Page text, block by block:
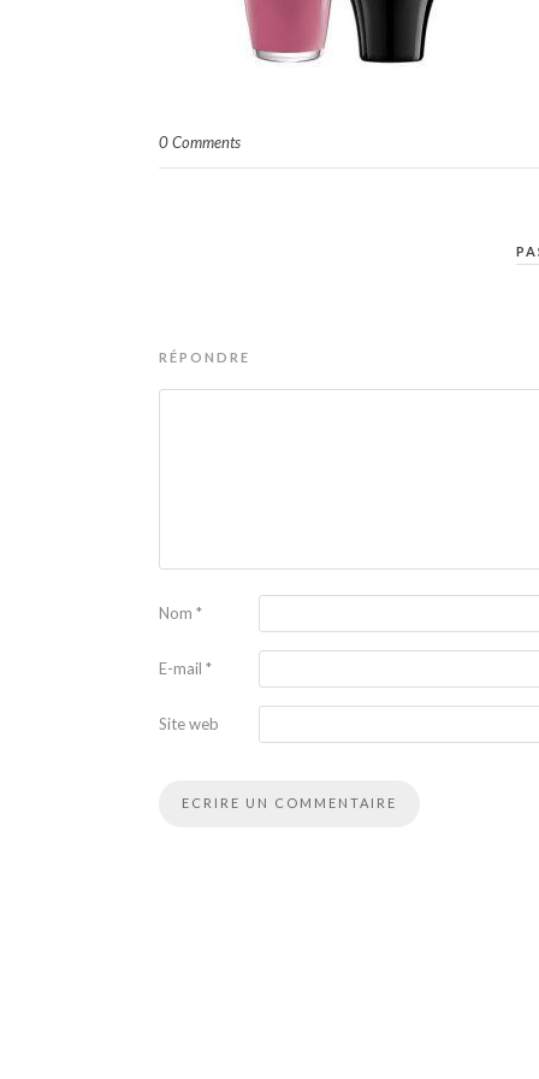
0 Comments
RÉPONDRE
Nom *
E-mail *
Site web